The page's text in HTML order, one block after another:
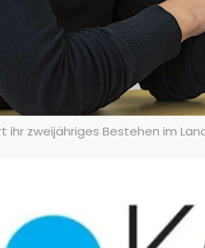
zweijähriges Bestehen im